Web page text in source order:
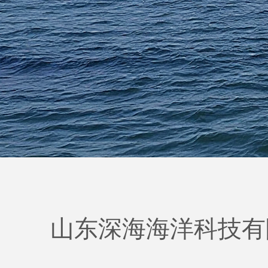
山东深海海洋科技